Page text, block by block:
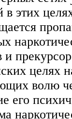
в этих
и
целях
волю
его